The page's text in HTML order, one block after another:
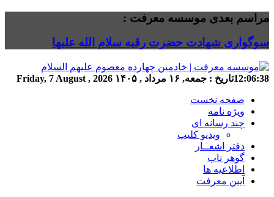
مراسم بعدی موسسه معرفت :
سوگواری شهادت حضرت رقیه سلام الله علیها
12:06:38تاریخ : جمعه, ۱۶ مرداد , ۱۴۰۵ Friday, 7 August , 2026
صفحه نخست
ویژه نامه
چند رسانه ای
ویدیو کلیپ
دفتر اشعــار
گوهر ناب
اطلاعیه ها
آیین معرفت